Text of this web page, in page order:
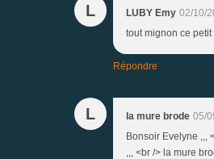
L LUBY Emy 02/10/
tout mignon ce
Répondre
L la mure brode 05/
Bonsoir Evelyne ,,,
,,, <br /> la mure